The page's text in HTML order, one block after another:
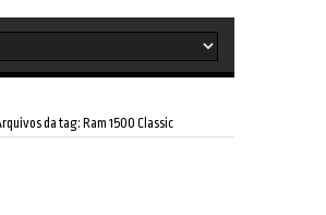
da tag: Ram 1500 Classic